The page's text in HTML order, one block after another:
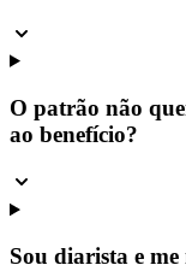
O patrão não
ao benefício?
Sou diarista e